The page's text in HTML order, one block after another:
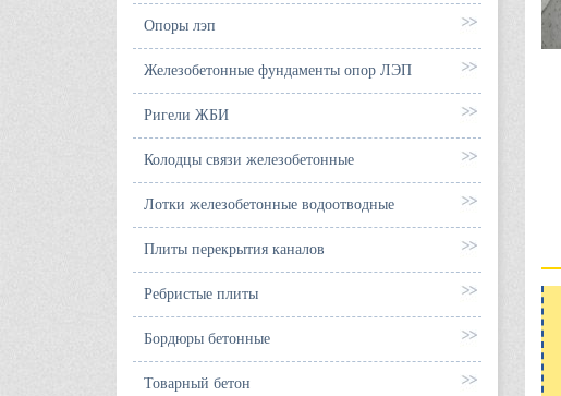
Опоры лэп
Железобетонные фундаменты опор ЛЭП
Ригели ЖБИ
Колодцы связи железобетонные
Лотки железобетонные водоотводные
Плиты перекрытия каналов
Ребристые плиты
Бордюры бетонные
Товарный бетон